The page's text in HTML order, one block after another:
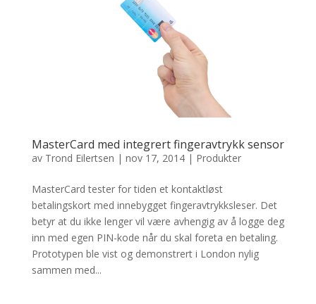
MasterCard med integrert fingeravtrykk sensor
av Trond Eilertsen | nov 17, 2014| Produkter
MasterCard tester for tiden et kontaktløst
betalingskort med innebygget fingeravtrykksleser. Det
betyr at du ikke lenger vil være avhengig av å logge deg
inn med egen PIN-kode når du skal foreta en betaling.
Prototypen ble vist og demonstrert i London nylig
sammen med...